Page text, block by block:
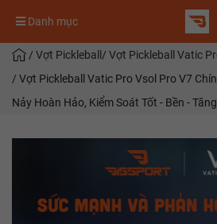
Danh mục
/ Vợt Pickleball / Vợt Pickleball Vatic
/ Vợt Pickleball Vatic Pro Vsol Pro V7
Nảy Hoàn Hảo, Kiểm Soát Tốt - Bền -